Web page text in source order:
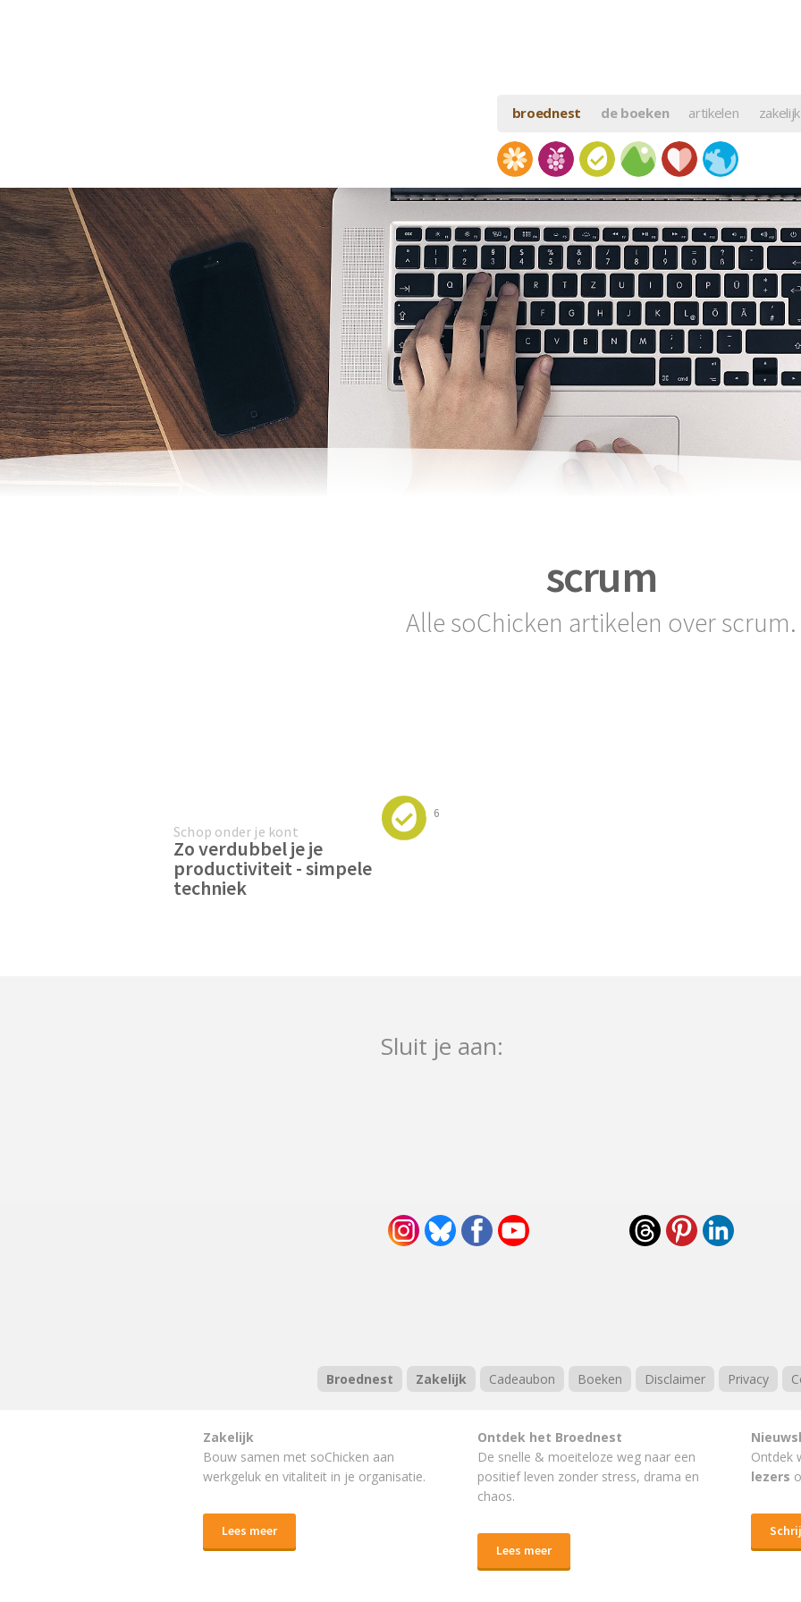
broednest de boeken artikelen zakelijk
scrum
Alle soChicken artikelen over scrum.
6
Schop onder je kont
Zo verdubbel je je
productiviteit - simpele
techniek
Sluit je aan:
Broednest Zakelijk Cadeaubon Boeken Disclaimer Privacy
Zakelijk
Bouw samen met soChicken aan
werkgeluk en vitaliteit in je organisatie.
Lees meer
Ontdek het Broednest
De snelle & moeiteloze weg naar een
positief leven zonder stress, drama en
chaos.
Lees meer
Ontdek
lezers